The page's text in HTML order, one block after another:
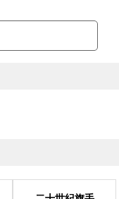
モバイルビューア